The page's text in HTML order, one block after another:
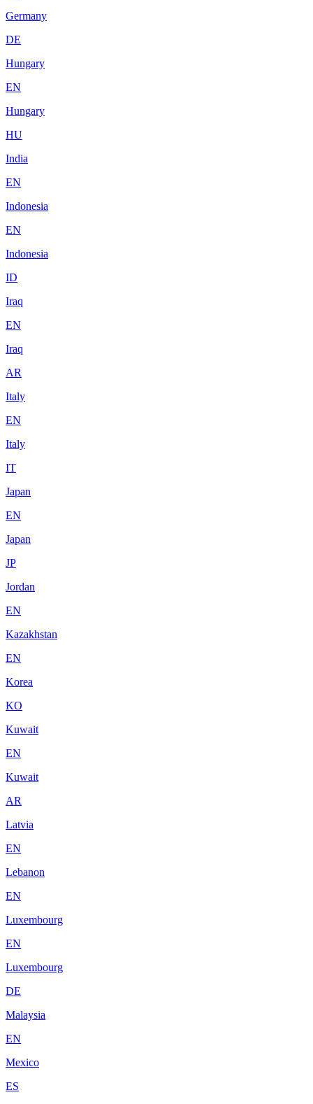
Germany
DE
Hungary
EN
Hungary
HU
India
EN
Indonesia
EN
Indonesia
ID
Iraq
EN
Iraq
AR
Italy
EN
Italy
IT
Japan
EN
Japan
JP
Jordan
EN
Kazakhstan
EN
Korea
KO
Kuwait
EN
Kuwait
AR
Latvia
EN
Lebanon
EN
Luxembourg
EN
Luxembourg
DE
Malaysia
EN
Mexico
ES